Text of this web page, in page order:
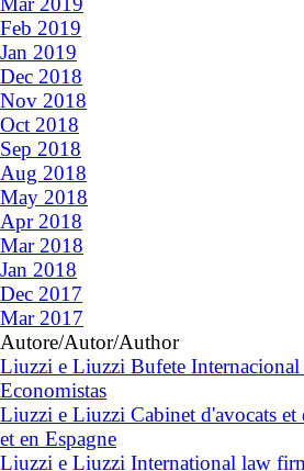
Feb 2019
Jan 2019
Dec 2018
Nov 2018
Oct 2018
Sep 2018
Aug 2018
May 2018
Apr 2018
Mar 2018
Jan 2018
Dec 2017
Mar 2017
Autore/Autor/Author
Liuzzi e Liuzzi Bufete
Economistas
Liuzzi e Liuzzi Cabinet d'avocats et
et en Espagne
Liuzzi e Liuzzi International law